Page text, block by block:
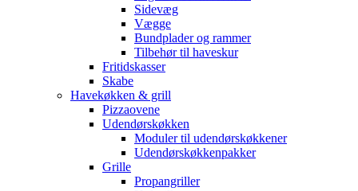
Sidevæg
Vægge
Bundplader og rammer
Tilbehør til haveskur
Fritidskasser
Skabe
Havekøkken & grill
Pizzaovene
Udendørskøkken
Moduler til udendørskøkkener
Udendørskøkkenpakker
Grille
Propangriller